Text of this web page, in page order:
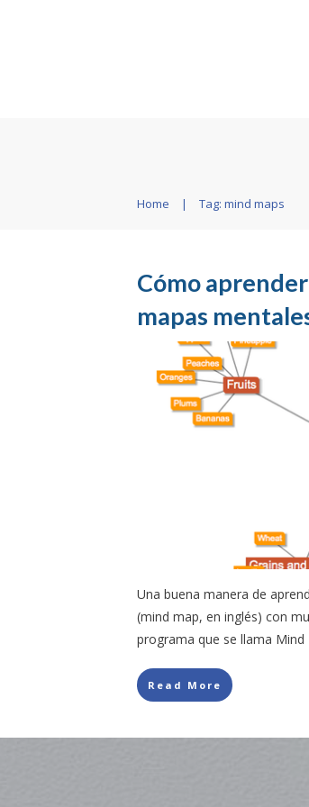
Home | Tag: mind maps
Cómo
mapas
Una buena manera de
(mind map, en inglés) con
programa que se llama Mind
Read More